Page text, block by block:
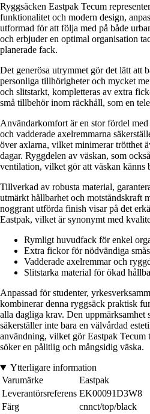
Ryggsäcken Eastpak Tecum
funktionalitet och modern design,
utformad för att följa med på både
och erbjuder en optimal organisation
planerade fack.
Det generösa utrymmet gör det lätt att
personliga tillhörigheter och mycket
och slitstarkt, kompletteras av extra
små tillbehör inom räckhåll, som en
Användarkomfort är en stor fördel
och vadderade axelremmarna
över axlarna, vilket minimerar trötthet
dagar. Ryggdelen av väskan, som
ventilation, vilket gör att väskan känns
Tillverkad av robusta material,
utmärkt hållbarhet och motståndskraft
noggrant utförda finish visar på det
Eastpak, vilket är synonymt med
Rymligt huvudfack för enkel
Extra fickor för nödvändiga
Vadderade axelremmar och
Slitstarka material för ökad
Anpassad för studenter,
kombinerar denna ryggsäck praktisk
alla dagliga krav. Den uppmärksamhet
säkerställer inte bara en välvårdad
användning, vilket gör Eastpak
söker en pålitlig och mångsidig väska.
Ytterligare information
Varumärke
Eastpak
Leverantörsreferens EK00091D3W8
Färg
cnnct/top/black